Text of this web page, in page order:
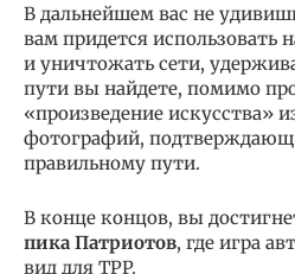
В дальнейшем вас не
вам придется использовать
и уничтожать сети,
пути вы найдете, помимо
«произведение искусства»
фотографий,
правильному пути.
В конце концов, вы
пика Патриотов, где игра
вид для TPP.